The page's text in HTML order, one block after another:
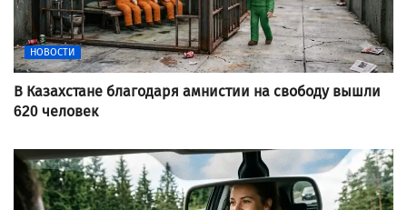
НОВОСТИ
В Казахстане благодаря амнистии на свободу вышли
620 человек